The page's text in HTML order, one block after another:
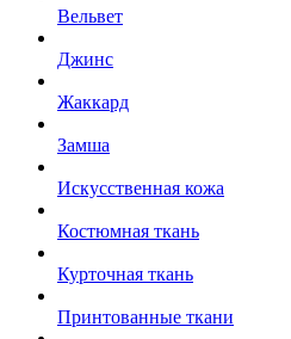
Вельвет
Джинс
Жаккард
Замша
Искусственная кожа
Костюмная ткань
Курточная ткань
Принтованные ткани